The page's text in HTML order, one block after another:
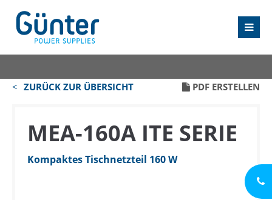
PDF ERSTELLEN
ZURÜCK ZUR ÜBERSICHT
MEA-160A ITE SERIE
Kompaktes Tischnetzteil 160 W